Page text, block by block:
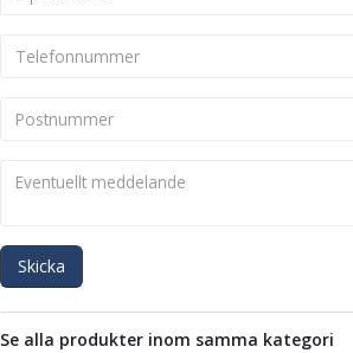
Skicka
Se alla produkter inom samma kategori